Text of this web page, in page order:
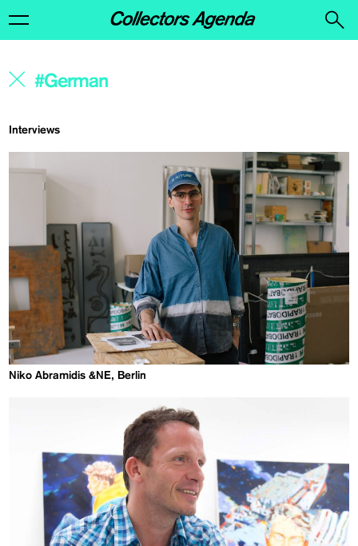
Interviews
Niko Abramidis &NE, Berlin